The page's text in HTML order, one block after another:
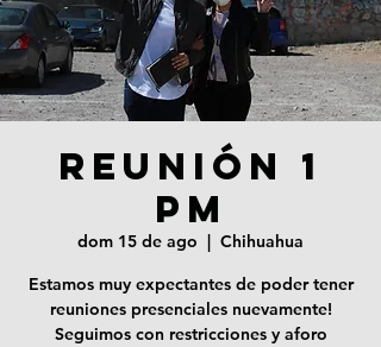
REUNIÓN 1
PM
dom 15 de ago
  |
Chihuahua
Estamos muy expectantes de poder tener
reuniones presenciales nuevamente!
Seguimos con restricciones y aforo